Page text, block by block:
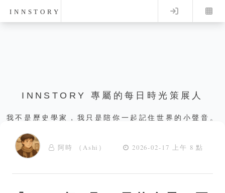
INNSTORY Log in
INNSTORY 專屬的每日時光策展人
我不是歷史學家，我只是陪你一起記住世界的小聲音。
阿時 （Ashi） 2026-02-17 上午 8 點